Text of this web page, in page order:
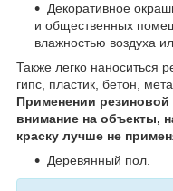
Декоративное
и общественных
влажностью воздуха
Также легко наноситься
гипс, пластик, бетон,
Применении резиновой
внимание на объекты,
краску лучше не
Деревянный пол.